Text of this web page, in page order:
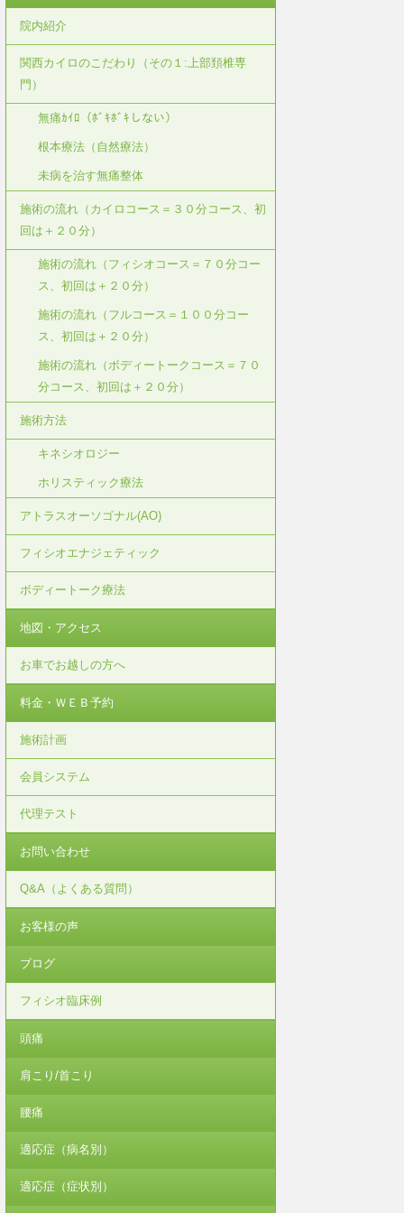
院内紹介
関西カイロのこだわり（その１:上部頚椎専
門）
無痛ｶｲﾛ（ﾎﾞｷﾎﾞｷしない）
根本療法（自然療法）
未病を治す無痛整体
施術の流れ（カイロコース＝３０分コース、初
回は＋２０分）
施術の流れ（フィシオコース＝７０分コー
ス、初回は＋２０分）
施術の流れ（フルコース＝１００分コー
ス、初回は＋２０分）
施術の流れ（ボディートークコース＝７０
分コース、初回は＋２０分）
施術方法
キネシオロジー
ホリスティック療法
アトラスオーソゴナル(AO)
フィシオエナジェティック
ボディートーク療法
地図・アクセス
お車でお越しの方へ
料金・ＷＥＢ予約
施術計画
会員システム
代理テスト
お問い合わせ
Q&A（よくある質問）
お客様の声
ブログ
フィシオ臨床例
頭痛
肩こり/首こり
腰痛
適応症（病名別）
適応症（症状別）